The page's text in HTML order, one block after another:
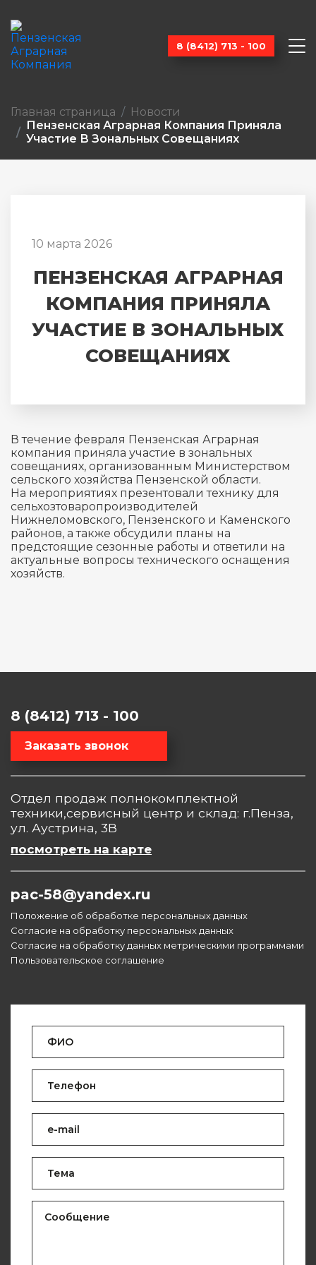
8 (8412) 713 - 100
Главная страница
Новости
Пензенская Аграрная Компания Приняла
Участие В Зональных Совещаниях
10 марта 2026
ПЕНЗЕНСКАЯ АГРАРНАЯ
КОМПАНИЯ ПРИНЯЛА
УЧАСТИЕ В ЗОНАЛЬНЫХ
СОВЕЩАНИЯХ
В течение февраля Пензенская Аграрная
компания приняла участие в зональных
совещаниях, организованным Министерством
сельского хозяйства Пензенской области.
На мероприятиях презентовали технику для
сельхозтоваропроизводителей
Нижнеломовского, Пензенского и Каменского
районов, а также обсудили планы на
предстоящие сезонные работы и ответили на
актуальные вопросы технического оснащения
хозяйств.
8 (8412) 713 - 100
Заказать звонок
Отдел продаж полнокомплектной
техники,сервисный центр и склад: г.Пенза,
ул. Аустрина, 3В
посмотреть на карте
pac-58@yandex.ru
Положение об обработке персональных данных
Согласие на обработку персональных данных
Согласие на обработку данных метрическими программами
Пользовательское соглашение